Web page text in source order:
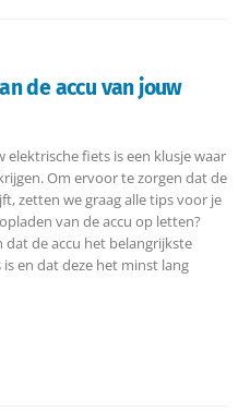
de accu van jouw
fiets is een klusje waar
Om ervoor te zorgen dat de
zetten we graag alle tips voor je
van de accu op letten?
de accu het belangrijkste
en dat deze het minst lang